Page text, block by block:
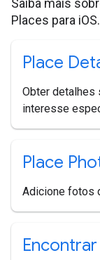
Saiba mais
Places para iOS.
Place
Obter detalhes
interesse
Place
Adicione fotos